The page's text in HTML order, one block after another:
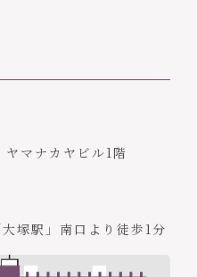
マナカヤビル1階
塚駅」南口より徒歩1分